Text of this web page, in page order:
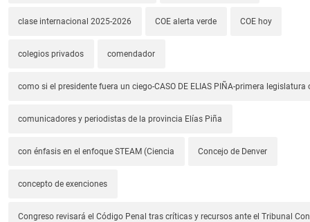
clase internacional 2025-2026 COE alerta verde COE hoy
colegios privados comendador
como si el presidente fuera un ciego-CASO DE ELIAS PIÑA-primera legislatura
comunicadores y periodistas de la provincia Elías Piña
con énfasis en el enfoque STEAM (Ciencia Concejo de Denver
concepto de exenciones
Congreso revisará el Código Penal tras críticas y recursos ante el Tribunal